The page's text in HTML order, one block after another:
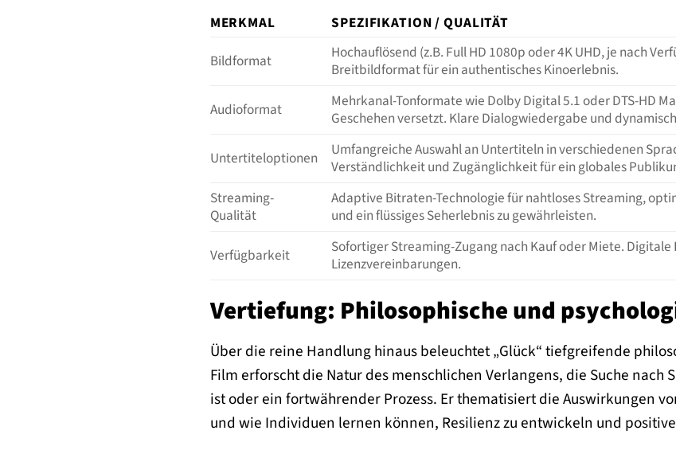
MERKMAL
SPEZIFIKATION / QUALITÄT
Bildformat
Hochauflösend (z.B. Full HD 1080p oder 4K UHD, je nach
Breitbildformat für ein authentisches Kinoerlebnis.
Audioformat
Mehrkanal-Tonformate wie Dolby Digital 5.1 oder DTS-HD
Geschehen versetzt. Klare Dialogwiedergabe und
Untertiteloptionen
Umfangreiche Auswahl an Untertiteln in verschiedenen
Verständlichkeit und Zugänglichkeit für ein globales
Streaming-
Qualität
Adaptive Bitraten-Technologie für nahtloses Streaming,
und ein flüssiges Seherlebnis zu gewährleisten.
Verfügbarkeit
Sofortiger Streaming-Zugang nach Kauf oder Miete.
Lizenzvereinbarungen.
Vertiefung: Philosophische und
Über die reine Handlung hinaus beleuchtet „Glück“ tiefgreifende
Film erforscht die Natur des menschlichen Verlangens, die Suche
ist oder ein fortwährender Prozess. Er thematisiert die Auswirkungen
und wie Individuen lernen können, Resilienz zu entwickeln und